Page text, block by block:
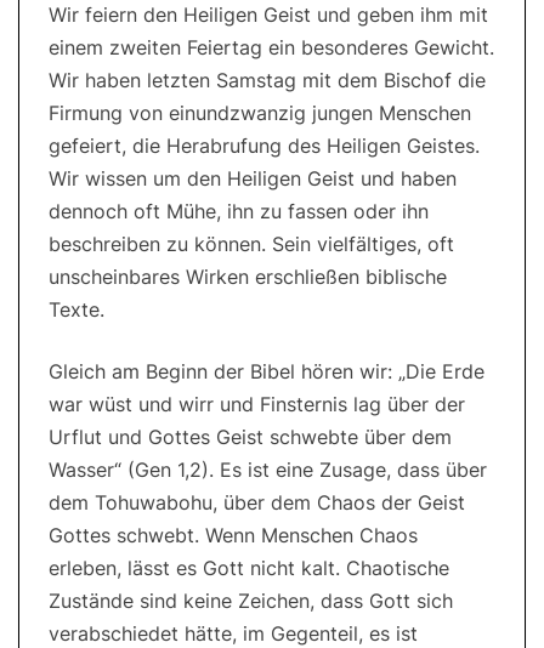
Wir feiern den Heiligen Geist und geben ihm mit
einem zweiten Feiertag ein besonderes Gewicht.
Wir haben letzten Samstag mit dem Bischof die
Firmung von einundzwanzig jungen Menschen
gefeiert, die Herabrufung des Heiligen Geistes.
Wir wissen um den Heiligen Geist und haben
dennoch oft Mühe, ihn zu fassen oder ihn
beschreiben zu können. Sein vielfältiges, oft
unscheinbares Wirken erschließen biblische
Texte.
Gleich am Beginn der Bibel hören wir: „Die Erde
war wüst und wirr und Finsternis lag über der
Urflut und Gottes Geist schwebte über dem
Wasser“ (Gen 1,2). Es ist eine Zusage, dass über
dem Tohuwabohu, über dem Chaos der Geist
Gottes schwebt. Wenn Menschen Chaos
erleben, lässt es Gott nicht kalt. Chaotische
Zustände sind keine Zeichen, dass Gott sich
verabschiedet hätte, im Gegenteil, es ist